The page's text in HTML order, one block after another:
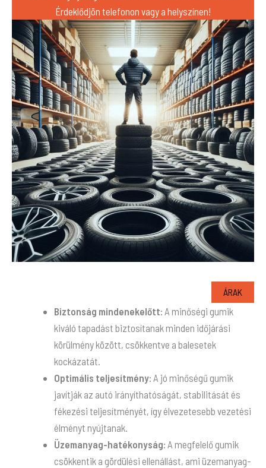
Érdeklődjön telefonon vagy a helyszínen!
ÁRAK
Biztonság mindenekelőtt: A minőségi gumik
kiváló tapadást biztosítanak minden időjárási
körülmény között, csökkentve a balesetek
kockázatát.
Optimális teljesítmény: A jó minőségű gumik
javítják az autó irányíthatóságát, stabilitását és
fékezési teljesítményét, így élvezetesebb vezetési
élményt nyújtanak.
Üzemanyag-hatékonyság: A megfelelő gumik
csökkentik a gördülési ellenállást, ami üzemanyag-